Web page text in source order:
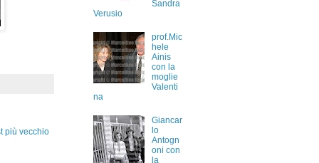
più vecchio
Sandra
Verusio
prof.Mic
hele
Ainis
con la
moglie
Valenti
na
Giancar
lo
Antogn
oni con
la